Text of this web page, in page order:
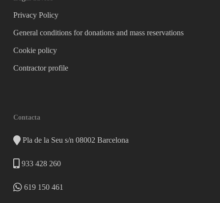
Privacy Policy
General conditions for donations and mass reservations
Cookie policy
Contractor profile
Contacta
Pla de la Seu s/n 08002 Barcelona
933 428 260
619 150 461